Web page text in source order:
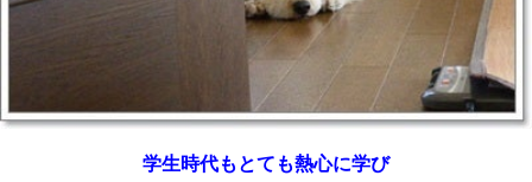
学生時代もとても熱心に学び